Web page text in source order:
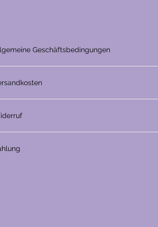
Geschäftsbedingungen